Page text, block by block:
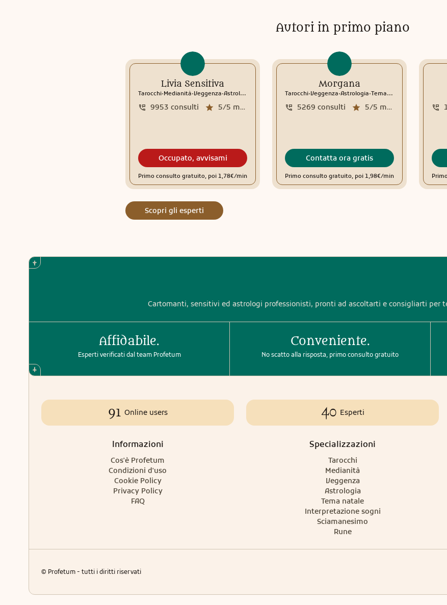
Autori in primo piano
Livia Sensitiva
Tarocchi.Medianità.Veggenza.Astrologia Interpretazione sogni Rune
5/5 media recensioni
9953 consulti
Occupato, avvisami
Primo consulto gratuito, poi 1,78€/min
Morgana
Tarocchi.Veggenza.Astrologia.Tema natale
5/5 media recensioni
5269 consulti
Contatta ora gratis
Primo consulto gratuito, poi 1,98€/min
Scopri gli esperti
Cartomanti, sensitivi ed astrologi professionisti, pronti ad ascoltarti e consigliarti per
Affidabile.
Esperti verificati dal team Profetum
Conveniente.
No scatto alla risposta, primo consulto gratuito
91 Online users
Informazioni
Cos'è Profetum
Condizioni d'uso
Cookie Policy
Privacy Policy
FAQ
40 Esperti
Specializzazioni
Tarocchi
Medianità
Veggenza
Astrologia
Tema natale
Interpretazione sogni
Sciamanesimo
Rune
© Profetum - tutti i diritti riservati